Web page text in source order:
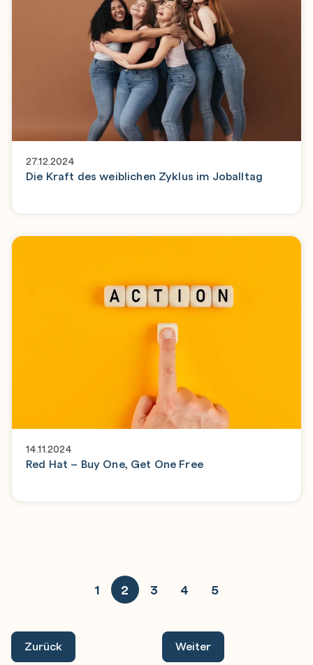
27.12.2024
Die Kraft des weiblichen Zyklus im Joballtag
14.11.2024
Red Hat – Buy One, Get One Free
Zurück
1 2 3 4 5
Weiter